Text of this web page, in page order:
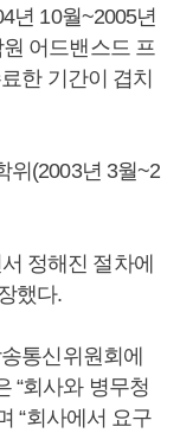
년 10월~2005년
어드밴스드 프
한 기간이 겹치
위(2003년 3월~2
정해진 절차에
했다.
통신위원회에
“회사와 병무청
“회사에서 요구